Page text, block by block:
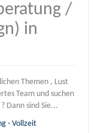
/
in
Themen , Lust
Team und suchen
Dann sind Sie...
- Vollzeit